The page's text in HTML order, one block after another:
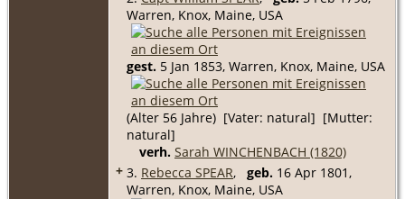
Warren, Knox, Maine, USA
gest. 5 Jan 1853, Warren, Knox, Maine, USA
(Alter 56 Jahre) [Vater: natural] [Mutter:
natural]
verh. Sarah WINCHENBACH (1820)
+ 3. Rebecca SPEAR, geb. 16 Apr 1801,
Warren, Knox, Maine, USA